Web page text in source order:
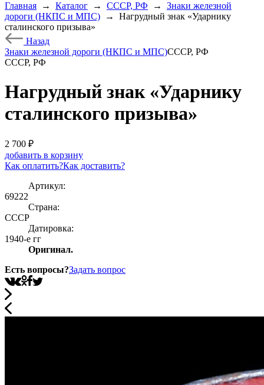
Главная → Каталог → СССР, РФ →
Знаки железной
дороги (НКПС и МПС)
→
Нагрудный знак «Ударнику
сталинского призыва»
Назад
Знаки железной дороги (НКПС и МПС)СССР, РФ
СССР, РФ
Нагрудный знак «Ударнику
сталинского призыва»
2 700 ₽
добавить в корзину
Как оплатить?Как доставить?
Артикул:
69222
Страна:
СССР
Датировка:
1940-е гг
Оригинал.
Есть вопросы?Задать вопрос